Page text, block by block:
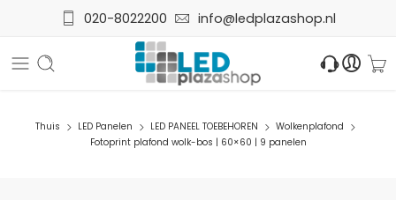
020-8022200 info@ledplazashop.nl
Thuis LED Panelen LED PANEEL TOEBEHOREN
Wolkenplafond
Fotoprint plafond wolk-bos | 60×60 | 9 panelen